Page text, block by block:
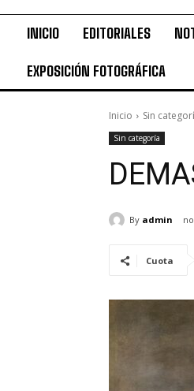
INICIO EDITORIALES
EXPOSICIÓN FOTOGRÁFICA
Inicio Sin
Sin categoría
By admin
Cuota